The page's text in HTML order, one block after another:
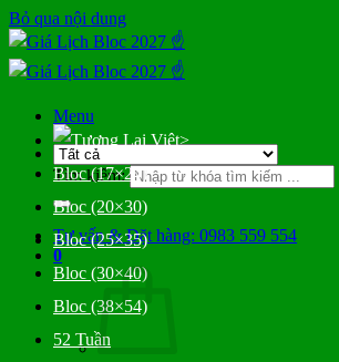
Bỏ qua nội dung
Menu
Tìm kiếm:
Tư vấn & Đặt hàng: 0983 559 554
0
>
Bloc (17×24)
Bloc (20×30)
Bloc (25×35)
Bloc (30×40)
Bloc (38×54)
52 Tuần